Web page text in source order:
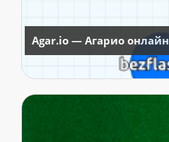
Agar.io — Агарио онлайн